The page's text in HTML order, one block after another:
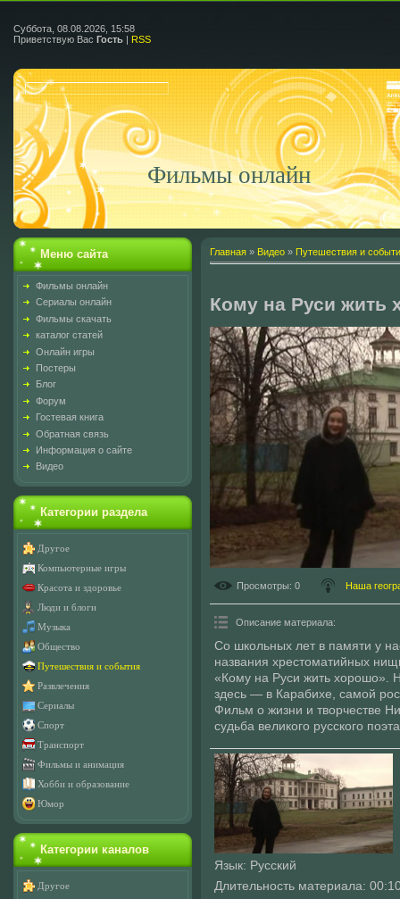
Суббота, 08.08.2026, 15:58
Приветствую Вас Гость | RSS
Фильмы онлайн
Меню сайта
Фильмы онлайн
Сериалы онлайн
Фильмы скачать
каталог статей
Онлайн игры
Постеры
Блог
Форум
Гостевая книга
Обратная связь
Информация о сайте
Видео
Категории раздела
Другое
Компьютерные игры
Красота и здоровье
Люди и блоги
Музыка
Общество
Путешествия и события
Развлечения
Сериалы
Спорт
Транспорт
Фильмы и анимация
Хобби и образование
Юмор
Категории каналов
Другое
Главная » Видео » Путешествия и
Кому на Руси жить
Просмотры: 0 Наша
Описание материала:
Со школьных лет в памяти у
названия хрестоматийных
«Кому на Руси жить хорошо».
здесь — в Карабихе, самой
Фильм о жизни и творчестве
судьба великого русского
Язык: Русский
Длительность материала: